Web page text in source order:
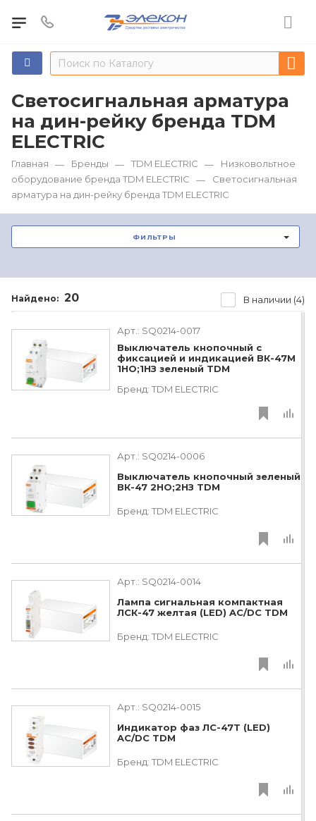
Светосигнальная арматура
на дин-рейку бренда TDM
ЕLECTRIC
Главная — Бренды — TDM ЕLECTRIC —
Низковольтное
оборудование бренда TDM ЕLECTRIC
—
Светосигнальная
арматура на дин-рейку бренда TDM ЕLECTRIC
ФИЛЬТРЫ
Найдено: 20 В наличии (4)
Арт.: SQ0214-0017
Выключатель кнопочный c
фиксацией и индикацией ВК-47M
1НО;1НЗ зеленый TDM
Бренд: TDM ЕLECTRIC
Арт.: SQ0214-0006
Выключатель кнопочный зеленый
ВК-47 2НО;2НЗ TDM
Бренд: TDM ЕLECTRIC
Арт.: SQ0214-0014
Лампа сигнальная компактная
ЛСК-47 желтая (LED) AC/DC TDM
Бренд: TDM ЕLECTRIC
Арт.: SQ0214-0015
Индикатор фаз ЛС-47Т (LED)
AC/DC TDM
Бренд: TDM ЕLECTRIC